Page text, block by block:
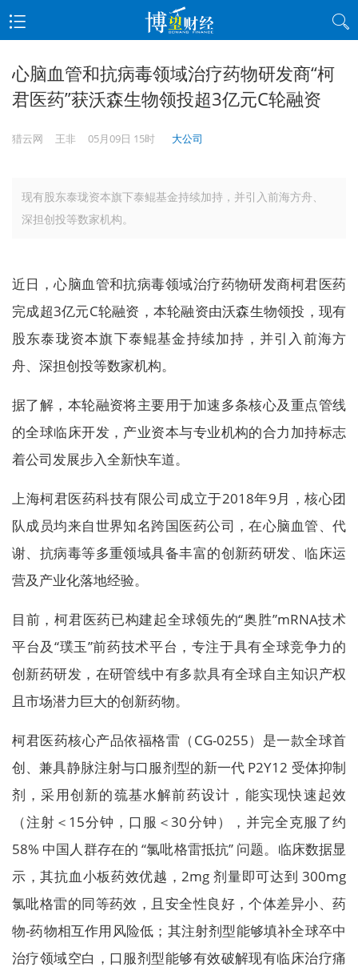
心脑血管和抗病毒领域治疗药物研发商“柯
君医药”获沃森生物领投超3亿元C轮融资
猎云网 王非 05月09日 15时 大公司
现有股东泰珑资本旗下泰鲲基金持续加持，并引入前海方舟、
深担创投等数家机构。
近日，心脑血管和抗病毒领域治疗药物研发商柯君医药
完成超3亿元C轮融资，本轮融资由沃森生物领投，现有
股东泰珑资本旗下泰鲲基金持续加持，并引入前海方
舟、深担创投等数家机构。
据了解，本轮融资将主要用于加速多条核心及重点管线
的全球临床开发，产业资本与专业机构的合力加持标志
着公司发展步入全新快车道。
上海柯君医药科技有限公司成立于2018年9月，核心团
队成员均来自世界知名跨国医药公司，在心脑血管、代
谢、抗病毒等多重领域具备丰富的创新药研发、临床运
营及产业化落地经验。
目前，柯君医药已构建起全球领先的“奥胜”mRNA技术
平台及“璞玉”前药技术平台，专注于具有全球竞争力的
创新药研发，在研管线中有多款具有全球自主知识产权
且市场潜力巨大的创新药物。
柯君医药核心产品依福格雷（CG-0255）是一款全球首
创、兼具静脉注射与口服剂型的新一代 P2Y12 受体抑制
剂，采用创新的巯基水解前药设计，能实现快速起效
（注射＜15分钟，口服＜30分钟），并完全克服了约
58% 中国人群存在的 “氯吡格雷抵抗” 问题。临床数据显
示，其抗血小板药效优越，2mg 剂量即可达到 300mg
氯吡格雷的同等药效，且安全性良好，个体差异小、药
物-药物相互作用风险低；其注射剂型能够填补全球卒中
治疗领域空白，口服剂型能够有效破解现有临床治疗痛